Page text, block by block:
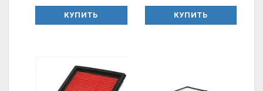
КУПИТЬ КУПИТЬ